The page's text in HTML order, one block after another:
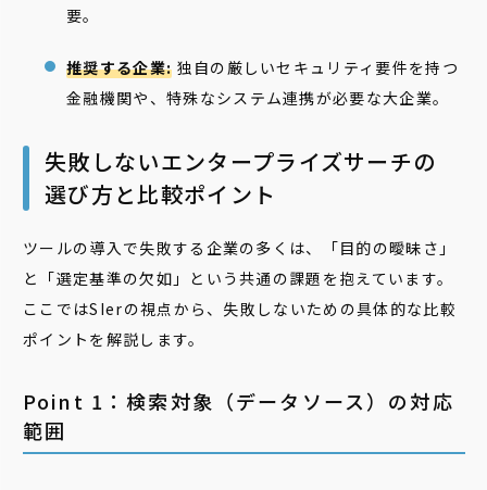
要。
推奨する企業: 独自の厳しいセキュリティ要件を持つ
金融機関や、特殊なシステム連携が必要な大企業。
失敗しないエンタープライズサーチの
選び方と比較ポイント
ツールの導入で失敗する企業の多くは、「目的の曖昧さ」
と「選定基準の欠如」という共通の課題を抱えています。
ここではSIerの視点から、失敗しないための具体的な比較
ポイントを解説します。
Point 1：検索対象（データソース）の対応
範囲